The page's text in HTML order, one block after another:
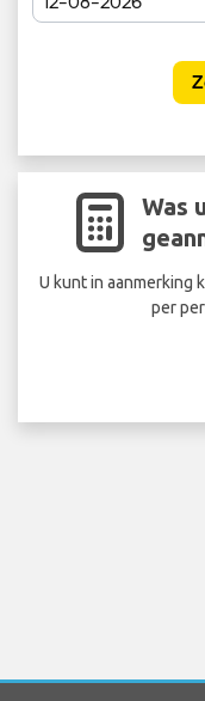
Was
U kunt in aanmerking
per